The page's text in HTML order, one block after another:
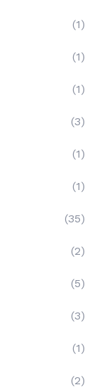
(1)
(1)
(1)
(3)
(1)
(1)
(35)
(2)
(5)
(3)
(1)
(2)